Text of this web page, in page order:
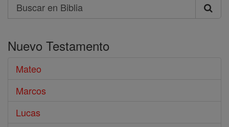
Search
Buscar
Biblia
Nuevo Testamento
Mateo
Marcos
Lucas